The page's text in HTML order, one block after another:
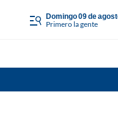
domingo 09 de
Primero la gente